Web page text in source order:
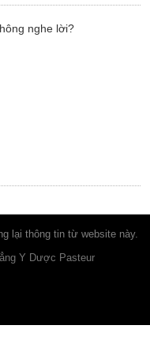
nghe lời?
lại thông tin từ website này.
Y Dược Pasteur